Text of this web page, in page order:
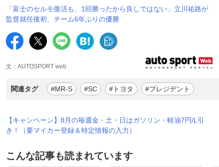
「富士のセルモ復活も、1回勝ったから良しではない」立川祐路が
監督就任後初、チーム6年ぶりの優勝
文：AUTOSPORT web
関連タグ #MR-S #SC #トヨタ #プレジデント
【キャンペーン】8月の毎週金・土・日はガソリン・軽油7円/L引
き！（要マイカー登録＆特定情報の入力）
こんな記事も読まれています